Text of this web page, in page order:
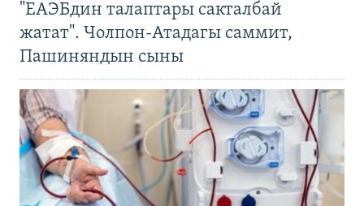
"ЕАЭБдин талаптары сакталбай
жатат". Чолпон-Атадагы саммит,
Пашиняндын сыны